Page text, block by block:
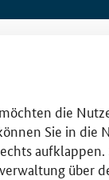
die
Sie in die
über